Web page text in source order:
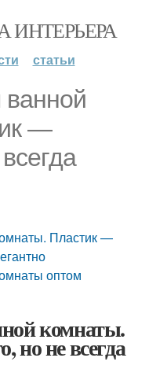
ИНТЕРЬЕРА
статьи
ванной
—
Пластик —
оптом
комнаты.
но не всегда